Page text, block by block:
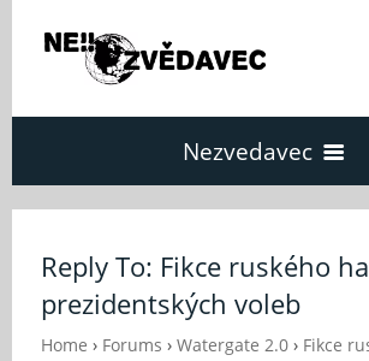
Nezvedavec
Fórum
Reply To: Fikce ruského
prezidentských voleb
Home › Forums › Watergate 2.0 › Fikce